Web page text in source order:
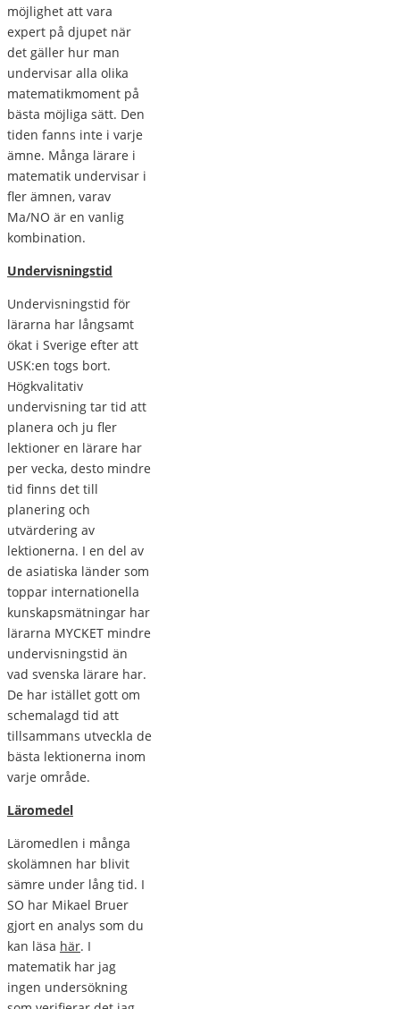
möjlighet att vara
expert på djupet när
det gäller hur man
undervisar alla olika
matematikmoment på
bästa möjliga sätt. Den
tiden fanns inte i varje
ämne. Många lärare i
matematik undervisar i
fler ämnen, varav
Ma/NO är en vanlig
kombination.
Undervisningstid
Undervisningstid för
lärarna har långsamt
ökat i Sverige efter att
USK:en togs bort.
Högkvalitativ
undervisning tar tid att
planera och ju fler
lektioner en lärare har
per vecka, desto mindre
tid finns det till
planering och
utvärdering av
lektionerna. I en del av
de asiatiska länder som
toppar internationella
kunskapsmätningar har
lärarna MYCKET mindre
undervisningstid än
vad svenska lärare har.
De har istället gott om
schemalagd tid att
tillsammans utveckla de
bästa lektionerna inom
varje område.
Läromedel
Läromedlen i många
skolämnen har blivit
sämre under lång tid. I
SO har Mikael Bruer
gjort en analys som du
kan läsa här. I
matematik har jag
ingen undersökning